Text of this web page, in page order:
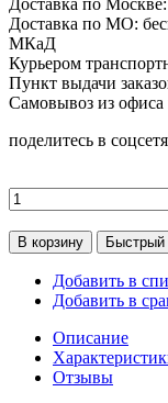
Доставка по МО:
МКаД
Курьером
Пункт выдачи
Самовывоз из офиса
поделитесь в
В корзину Быстрый
Добавить в
Добавить в
Описание
Отзывы